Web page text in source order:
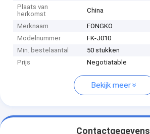
Plaats van
herkomst
China
Merknaam
FONGKO
Modelnummer
FK-J010
Min. bestelaantal
50 stukken
Prijs
Negotiatable
Bekijk meer
Contactgegevens